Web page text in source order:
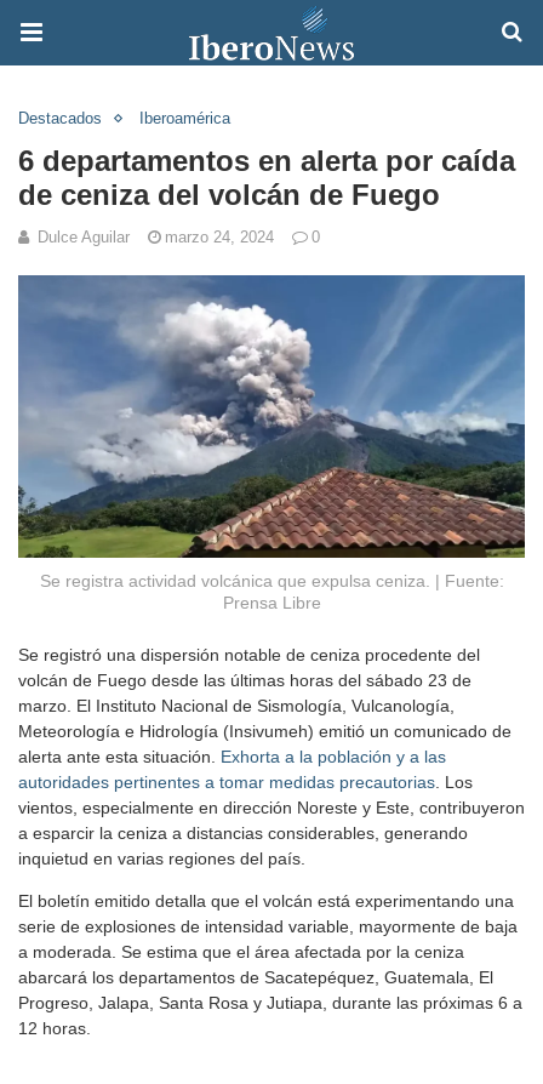
Destacados Iberoamérica
6 departamentos en alerta por caída
de ceniza del volcán de Fuego
Dulce Aguilar marzo 24, 2024 0
Se registra actividad volcánica que expulsa ceniza. | Fuente:
Prensa Libre
Se registró una dispersión notable de ceniza procedente del
volcán de Fuego desde las últimas horas del sábado 23 de
marzo. El Instituto Nacional de Sismología, Vulcanología,
Meteorología e Hidrología (Insivumeh) emitió un comunicado de
alerta ante esta situación. Exhorta a la población y a las
autoridades pertinentes a tomar medidas precautorias. Los
vientos, especialmente en dirección Noreste y Este, contribuyeron
a esparcir la ceniza a distancias considerables, generando
inquietud en varias regiones del país.
El boletín emitido detalla que el volcán está experimentando una
serie de explosiones de intensidad variable, mayormente de baja
a moderada. Se estima que el área afectada por la ceniza
abarcará los departamentos de Sacatepéquez, Guatemala, El
Progreso, Jalapa, Santa Rosa y Jutiapa, durante las próximas 6 a
12 horas.